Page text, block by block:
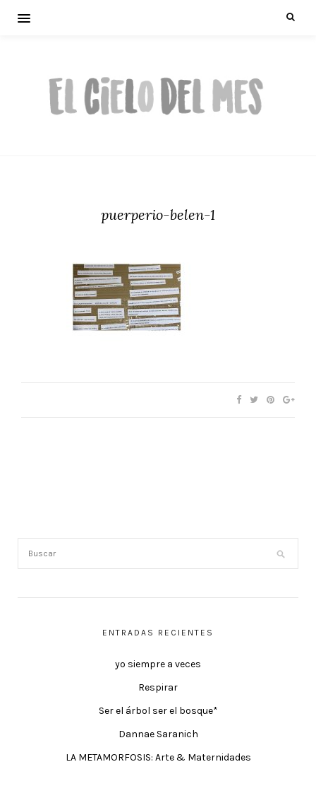
puerperio-belen-1
ENTRADAS RECIENTES
yo siempre a veces
Respirar
Ser el árbol ser el bosque*
Dannae Saranich
LA METAMORFOSIS: Arte & Maternidades